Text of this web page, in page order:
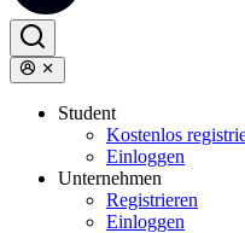
Student
Kostenlos
Einloggen
Unternehmen
Registrieren
Einloggen